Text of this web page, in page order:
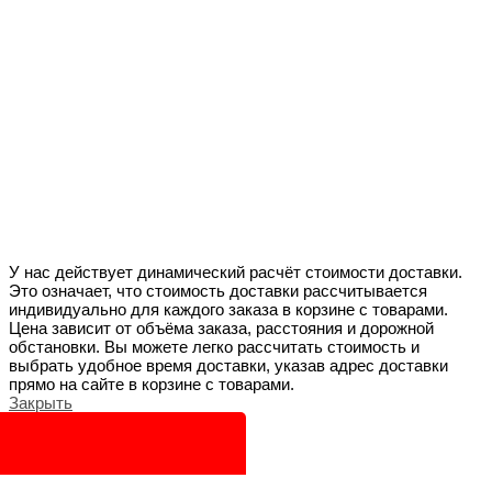
У нас действует динамический расчёт стоимости доставки.
Это означает, что стоимость доставки рассчитывается
индивидуально для каждого заказа в корзине с товарами.
Цена зависит от объёма заказа, расстояния и дорожной
обстановки. Вы можете легко рассчитать стоимость и
выбрать удобное время доставки, указав адрес доставки
прямо на сайте в корзине с товарами.
Закрыть